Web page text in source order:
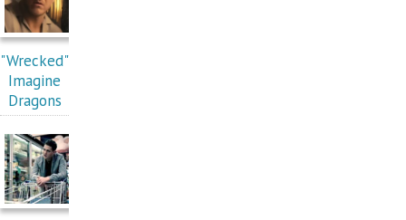
"Wrecked"
Imagine
Dragons